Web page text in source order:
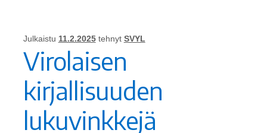
Julkaistu 11.2.2025 tehnyt SVYL
Virolaisen
kirjallisuuden
lukuvinkkejä